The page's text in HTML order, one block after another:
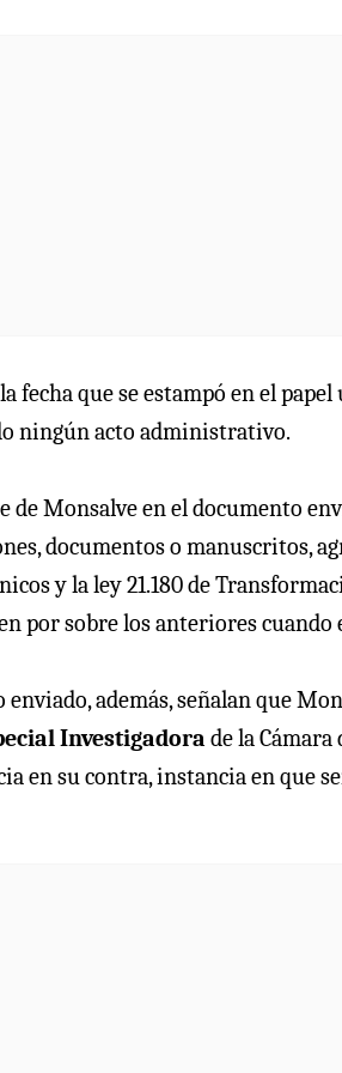
fecha que se estampó en el
ningún acto administrativo.
de Monsalve en el documento
documentos o manuscritos,
y la ley 21.180 de
por sobre los anteriores
además, señalan que
Investigadora de la
en su contra, instancia en que